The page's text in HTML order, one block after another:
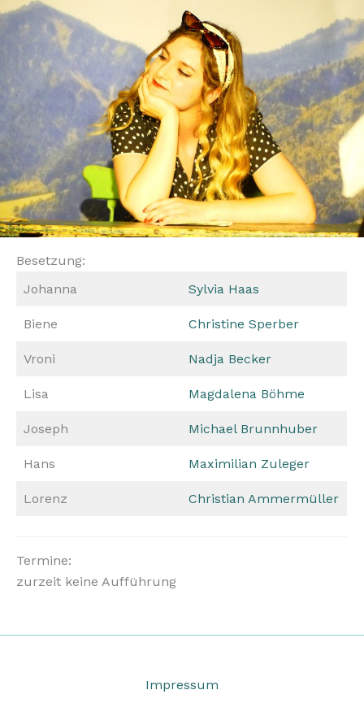
Besetzung:
Johanna
Sylvia Haas
Biene Christine Sperber
Vroni Nadja Becker
Lisa Magdalena Böhme
Joseph Michael Brunnhuber
Hans Maximilian Zuleger
Lorenz Christian Ammermüller
Termine:
zurzeit keine Aufführung
Impressum